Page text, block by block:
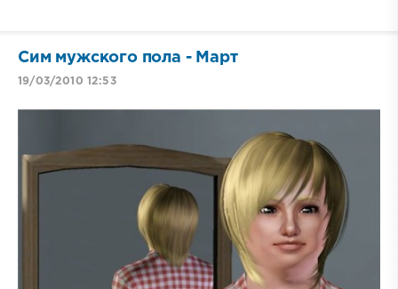
Сим мужского пола - Март
19/03/2010 12:53